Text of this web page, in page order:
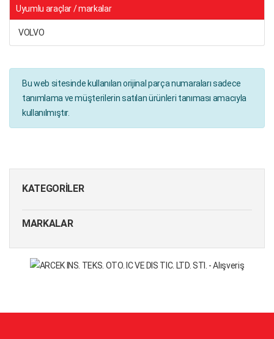
KATEGORILER
MARKALAR
Uyumlu araçlar / markalar
VOLVO
Bu web sitesinde kullanılan orijinal parça numaraları sadece
tanımlama ve müşterilerin satılan ürünleri tanıması amacıyla
kullanılmıştır.